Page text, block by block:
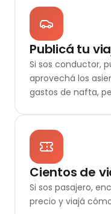
Publicá tu
Si sos conductor,
aprovechá los
gastos de nafta,
Cientos de
Si sos pasajero,
precio y viajá